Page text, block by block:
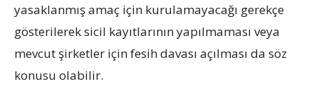
yasaklanmış amaç için kurulamayacağı gerekçe
gösterilerek sicil kayıtlarının yapılmaması veya
mevcut şirketler için fesih davası açılması da söz
konusu olabilir.